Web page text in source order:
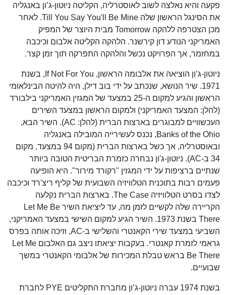
פקעה והיא נאלצה לשוב לאוסטרליה, הקליטה ניוטון-ג’ון באנגליה
את הסינגל הראשון שלה Till You Say You'll Be Mine. לאחר
מכן הצטרפה ללהקה Tomorrow מבית היוצר של המפיק
האמריקני הנודע דון קירשנר. הלהקה הקליטה אלבום וכיכבה
במחזמר, אך הפרויקט נכשל והלהקה התפרקה תוך זמן קצר.
ניוטון-ג’ון הוציאה את אלבומה הראשון, If Not For You, בשנת
1971. שיר הנושא, שנכתב על ידי בוב דילן, היה להיטה הבינלאומי
הראשון והגיע למקום ה-25 במצעד של המגזין האמריקני בילבורד
(להלן: המצעד האמריקני) ולמקום הראשון במצעד השירים
העכשוויים למבוגרים בארצות הברית (להלן: AC). השיר הבא,
Banks of the Ohio, נכנס לעשירייה המובילה באנגליה
ובאוסטרליה, אך כשל בארצות הברית (מקום 94 במצעד, מקום
34 ב-AC). ניוטון-ג'ון נבחרה כזמרת הבריטית הטובה ביותר
שנתיים ברציפות על ידי המגזין "רקורד מירור". היא הופיעה
פעמים רבות בתוכנית הטלוויזיה השבועית של קליף ריצ'רד וכיכבה
לצדו בסרט הטלוויזיה The Case. בארצות הברית נקלעה
הקריירה שלה לקשיים לזמן מה, עד ליציאת השיר Let Me Be
There בשנת 1973. השיר הגיע למקום השישי במצעד האמריקני,
השביעי במצעד שירי הקאנטרי והשלישי ב-AC, וזיכה אותה בפרס
גראמי לזמרת קאנטרי. בעקבות יציאתו ניצב גם האלבום Let Me
Be There בראש טבלת המכירות של אלבומי הקאנטרי במשך
שבועיים.
בשנת 1974 עברה ניוטון-ג’ון מחברת התקליטים PYE לחברת